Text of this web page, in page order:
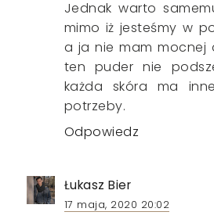
Jednak warto
mimo iż jesteśmy w
a ja nie mam mocnej
ten puder nie
każda skóra ma
potrzeby.
Odpowiedz
Łukasz Bier
17 maja, 2020 20:02